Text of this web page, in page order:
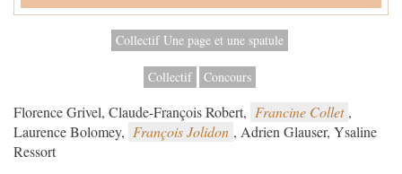
Collectif Une page et une spatule
Collectif Concours
Florence Grivel, Claude-François Robert, Francine Collet ,
Laurence Bolomey, François Jolidon , Adrien Glauser, Ysaline
Ressort